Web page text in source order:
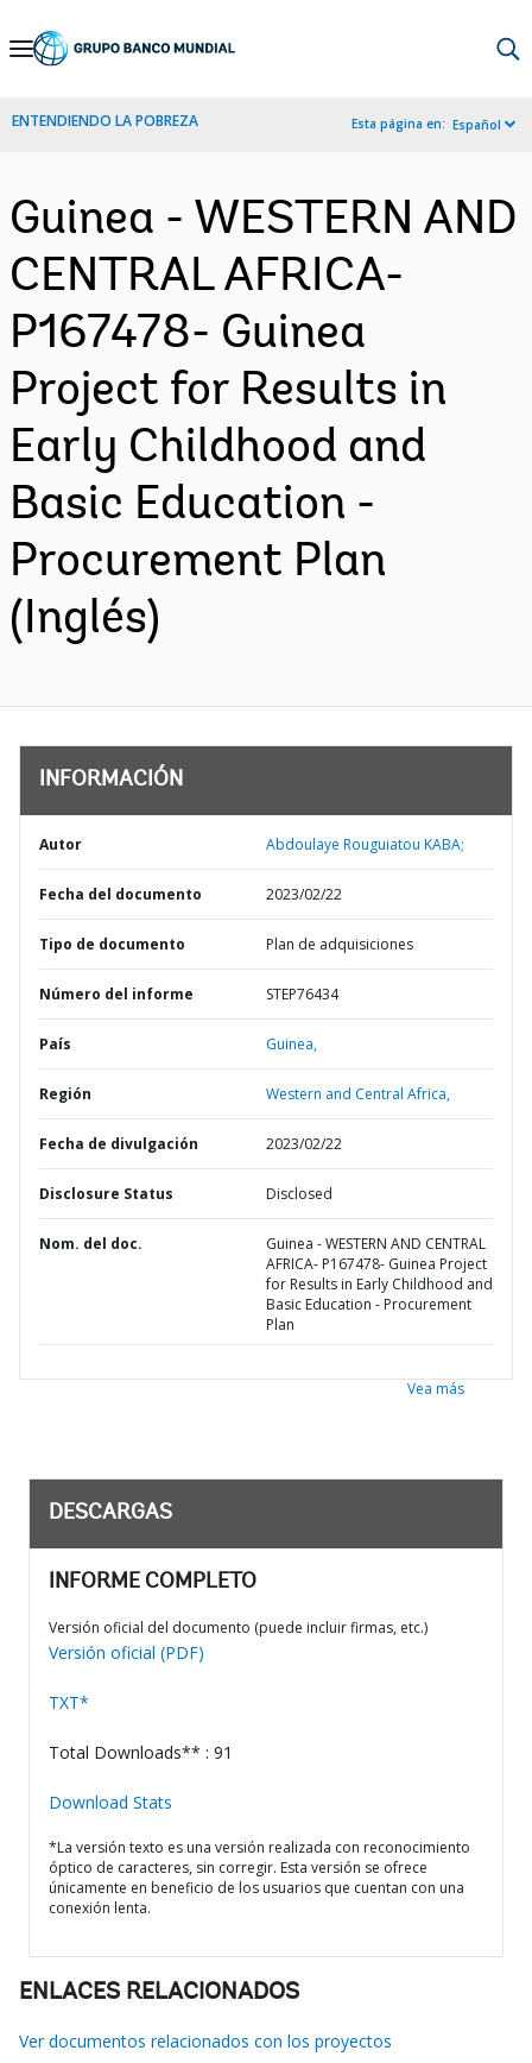
Skip
Navigation
ENTENDIENDO LA POBREZA Esta página en: Español
Guinea - WESTERN AND
CENTRAL AFRICA-
P167478- Guinea
Project for Results in
Early Childhood and
Basic Education -
Procurement Plan
(Inglés)
INFORMACIÓN
Autor Abdoulaye Rouguiatou KABA;
Fecha del documento 2023/02/22
Tipo de documento Plan de adquisiciones
Número del informe STEP76434
País Guinea,
Región Western and Central Africa,
Fecha de divulgación 2023/02/22
Disclosure Status Disclosed
Nom. del doc.
Guinea - WESTERN AND CENTRAL
AFRICA- P167478- Guinea Project
for Results in Early Childhood and
Basic Education - Procurement
Plan
Vea más
DESCARGAS
INFORME COMPLETO
Versión oficial del documento (puede incluir firmas, etc.)
Versión oficial (PDF)
TXT*
Total Downloads** : 91
Download Stats
*La versión texto es una versión realizada con reconocimiento
óptico de caracteres, sin corregir. Esta versión se ofrece
únicamente en beneficio de los usuarios que cuentan con una
conexión lenta.
ENLACES RELACIONADOS
Ver documentos relacionados con los proyectos